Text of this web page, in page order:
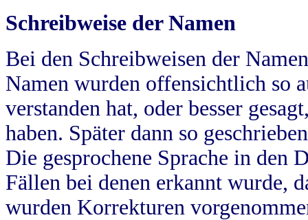
Schreibweise der Namen
Bei den Schreibweisen der
Namen wurden offensichtlich so
verstanden hat, oder besser
haben. Später dann so
Die gesprochene Sprache in
Fällen bei denen erkannt wurde,
wurden Korrekturen